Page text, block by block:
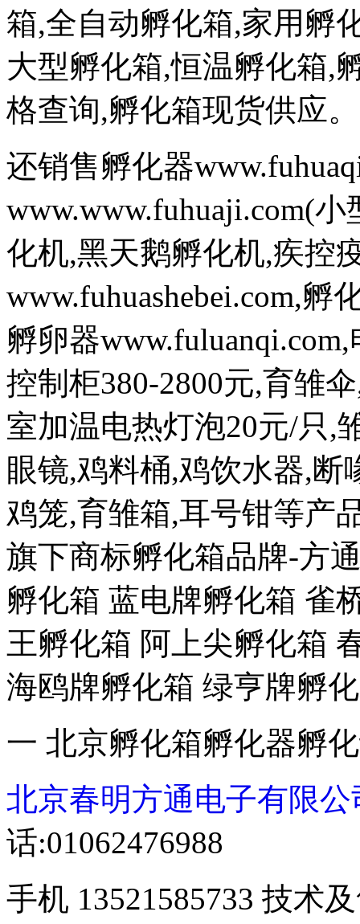
箱,全自动孵化箱,家用孵
大型孵化箱,恒温孵化箱,
格查询,孵化箱现货供应。
还销售孵化器
www.www.fuhuaji.com(
化机,黑天鹅孵化机,疾控
www.fuhuashebei.com,孵
孵卵器
控制柜380-2800元,育雏
室加温电热灯泡20元/只,
眼镜,鸡料桶,鸡饮水器,
鸡笼,育雏箱,耳号钳等产
旗下商标孵化箱品牌-方
孵化箱 蓝电牌孵化箱 雀
王孵化箱 阿上尖孵化箱
海鸥牌孵化箱 绿亨牌孵
一 北京孵化箱孵化器孵
北京春明方通电子有限公
话:01062476988
手机 13521585733 技术